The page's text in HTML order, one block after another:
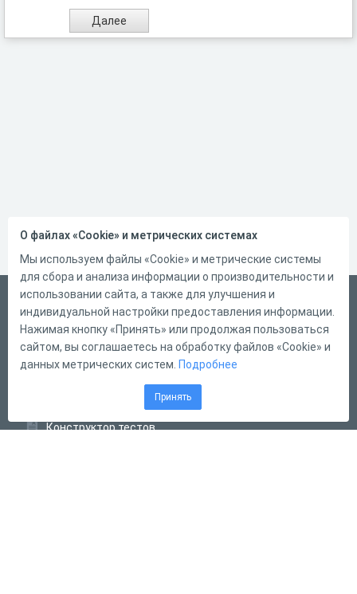
Русский
Справка
Форма обратной связи
Конструктор тестов
О файлах «Cookie» и метрических системах
Мы используем файлы «Cookie» и метрические системы
для сбора и анализа информации о производительности и
использовании сайта, а также для улучшения и
индивидуальной настройки предоставления информации.
Нажимая кнопку «Принять» или продолжая пользоваться
сайтом, вы соглашаетесь на обработку файлов «Cookie» и
данных метрических систем. Подробнее
Принять